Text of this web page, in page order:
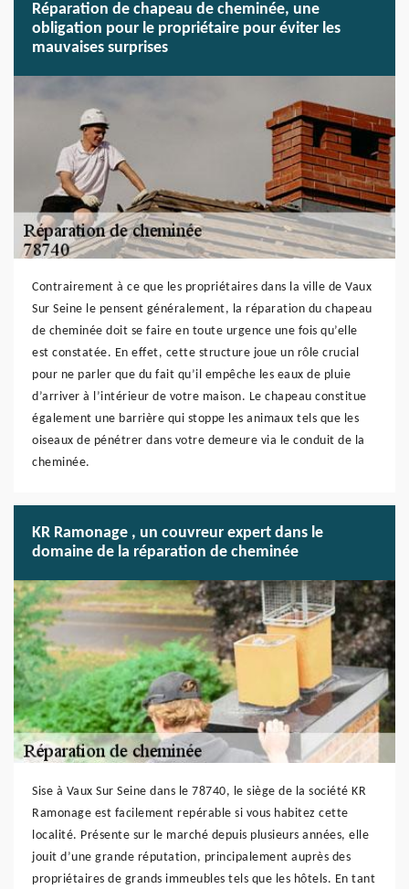
Réparation de chapeau de cheminée, une
obligation pour le propriétaire pour éviter les
mauvaises surprises
Contrairement à ce que les propriétaires dans la ville de Vaux
Sur Seine le pensent généralement, la réparation du chapeau
de cheminée doit se faire en toute urgence une fois qu’elle
est constatée. En effet, cette structure joue un rôle crucial
pour ne parler que du fait qu’il empêche les eaux de pluie
d’arriver à l’intérieur de votre maison. Le chapeau constitue
également une barrière qui stoppe les animaux tels que les
oiseaux de pénétrer dans votre demeure via le conduit de la
cheminée.
KR Ramonage , un couvreur expert dans le
domaine de la réparation de cheminée
Sise à Vaux Sur Seine dans le 78740, le siège de la société KR
Ramonage est facilement repérable si vous habitez cette
localité. Présente sur le marché depuis plusieurs années, elle
jouit d’une grande réputation, principalement auprès des
propriétaires de grands immeubles tels que les hôtels. En tant